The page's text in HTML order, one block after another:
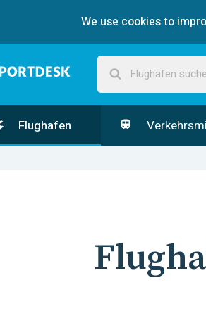
We use cookies to
Flughafen